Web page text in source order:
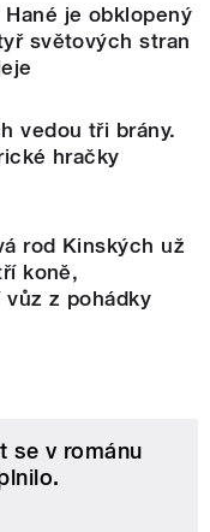
je obklopený
světových stran
vedou tři brány.
hračky
rod Kinských už
koně,
z pohádky
se v románu